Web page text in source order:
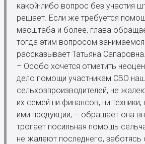
какой-либо вопрос без участия
решает. Если же требуется
масштаба и более, глава
тогда этим вопросом
рассказывает Татьяна Сапаровна.
– Особо хочется отметить
дело помощи участникам СВО
сельхозпроизводителей, не
их семей ни финансов, ни
ими продукции, – обращает она
трогает посильная помощь
не жалеют последнего, заботясь